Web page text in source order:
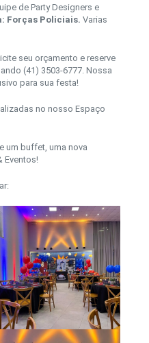
de Party Designers e
Forças Policiais. Varias
seu orçamento e reserve
(41) 3503-6777. Nossa
para sua festa!
no nosso Espaço
um buffet, uma nova
Eventos!